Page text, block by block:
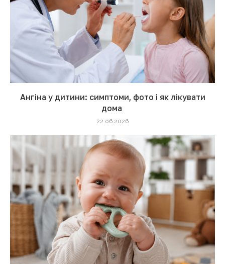
Ангіна у дитини: симптоми, фото і як лікувати
дома
22.06.2026